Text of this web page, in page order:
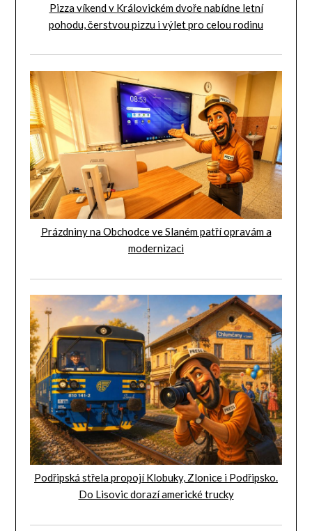
Pizza víkend v Královickém dvoře nabídne letní
pohodu, čerstvou pizzu i výlet pro celou rodinu
Prázdniny na Obchodce ve Slaném patří opravám a
modernizaci
Podřipská střela propojí Klobuky, Zlonice i Podřipsko.
Do Lisovic dorazí americké trucky